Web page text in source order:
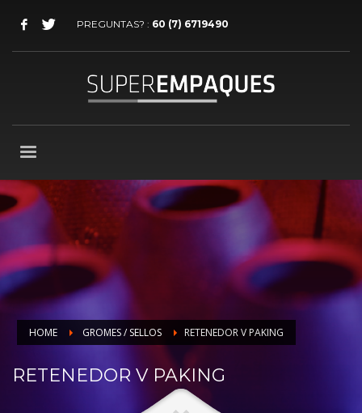
PREGUNTAS? : 60 (7) 6719490
HOME GROMES / SELLOS RETENEDOR V PAKING
RETENEDOR V PAKING